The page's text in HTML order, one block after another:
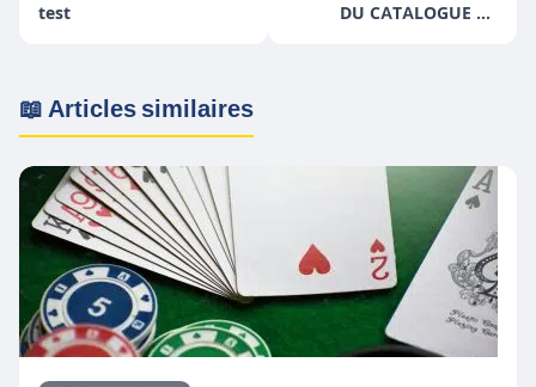
test
DU CATALOGUE DE
📖 Articles similaires